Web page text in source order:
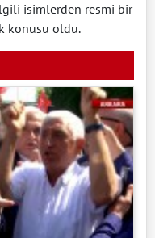
isimlerden resmi bir
konusu oldu.